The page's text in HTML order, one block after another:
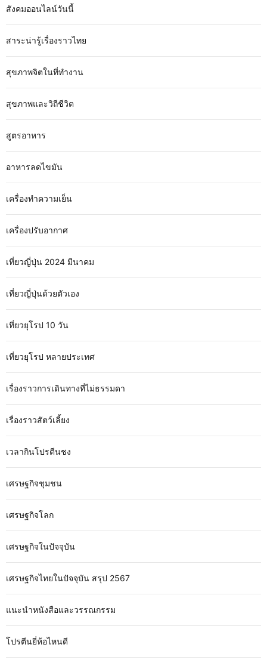
สังคมออนไลน์วันนี้
สาระน่ารู้เรื่องราวไทย
สุขภาพจิตในที่ทำงาน
สุขภาพและวิถีชีวิต
สูตรอาหาร
อาหารลดไขมัน
เครื่องทำความเย็น
เครื่องปรับอากาศ
เที่ยวญี่ปุ่น 2024 มีนาคม
เที่ยวญี่ปุ่นด้วยตัวเอง
เที่ยวยุโรป 10 วัน
เที่ยวยุโรป หลายประเทศ
เรื่องราวการเดินทางที่ไม่ธรรมดา
เรื่องราวสัตว์เลี้ยง
เวลากินโปรตีนชง
เศรษฐกิจชุมชน
เศรษฐกิจโลก
เศรษฐกิจในปัจจุบัน
เศรษฐกิจไทยในปัจจุบัน สรุป 2567
แนะนำหนังสือและวรรณกรรม
โปรตีนยี่ห้อไหนดี